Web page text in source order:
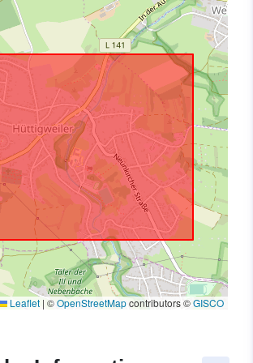
Leaflet | ©OpenStreetMapcontributors ©GISCO